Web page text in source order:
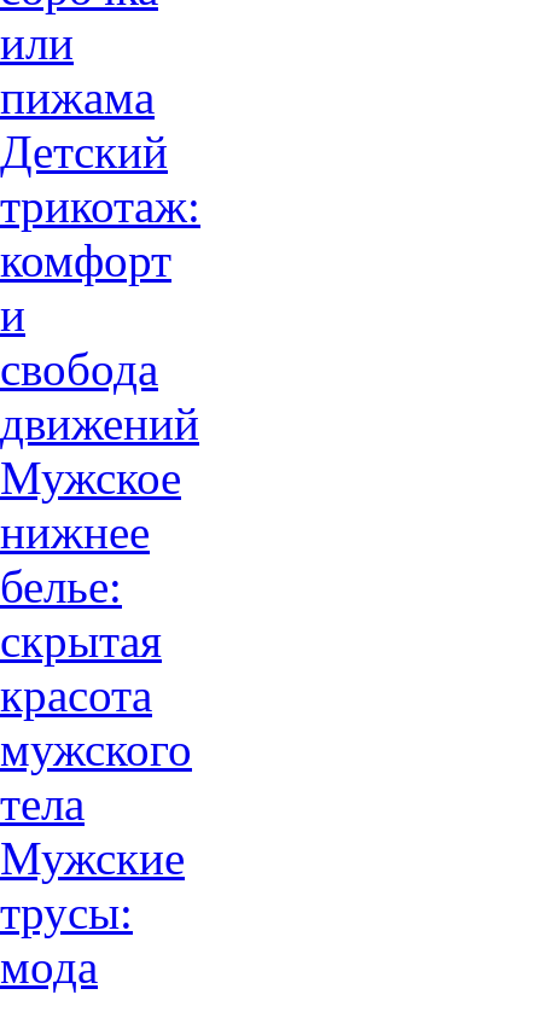
или
пижама
Детский
трикотаж:
комфорт
и
свобода
движений
Мужское
нижнее
белье:
скрытая
красота
мужского
тела
Мужские
трусы:
мода